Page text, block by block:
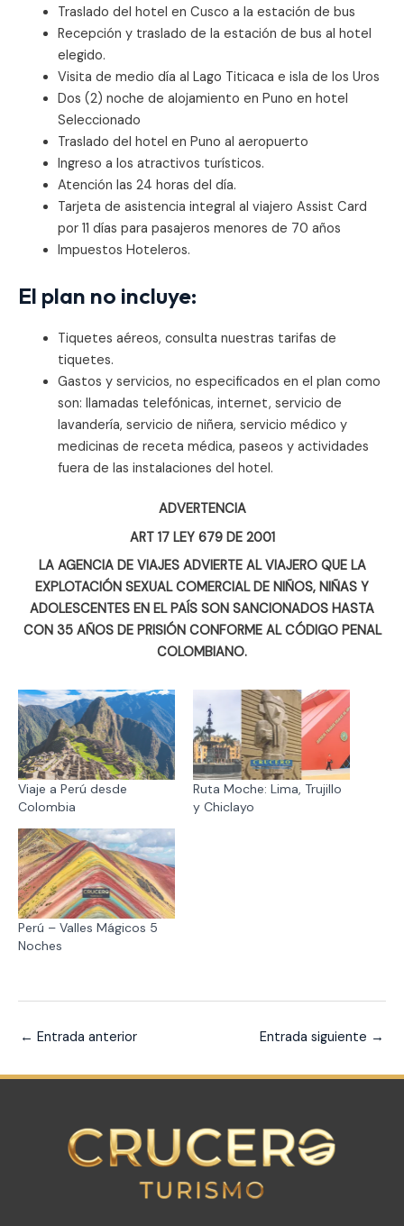
Traslado del hotel en Cusco a la estación de bus
Recepción y traslado de la estación de bus al hotel
elegido.
Visita de medio día al Lago Titicaca e isla de los Uros
Dos (2) noche de alojamiento en Puno en hotel
Seleccionado
Traslado del hotel en Puno al aeropuerto
Ingreso a los atractivos turísticos.
Atención las 24 horas del día.
Tarjeta de asistencia integral al viajero Assist Card
por 11 días para pasajeros menores de 70 años
Impuestos Hoteleros.
El plan no incluye:
Tiquetes aéreos, consulta nuestras tarifas de
tiquetes.
Gastos y servicios, no especificados en el plan como
son: llamadas telefónicas, internet, servicio de
lavandería, servicio de niñera, servicio médico y
medicinas de receta médica, paseos y actividades
fuera de las instalaciones del hotel.
ADVERTENCIA
ART 17 LEY 679 DE 2001
LA AGENCIA DE VIAJES ADVIERTE AL VIAJERO QUE LA
EXPLOTACIÓN SEXUAL COMERCIAL DE NIÑOS, NIÑAS Y
ADOLESCENTES EN EL PAÍS SON SANCIONADOS HASTA
CON 35 AÑOS DE PRISIÓN CONFORME AL CÓDIGO PENAL
COLOMBIANO.
Viaje a Perú desde
Colombia
Ruta Moche: Lima, Trujillo
y Chiclayo
Perú – Valles Mágicos 5
Noches
← Entrada anterior Entrada siguiente →